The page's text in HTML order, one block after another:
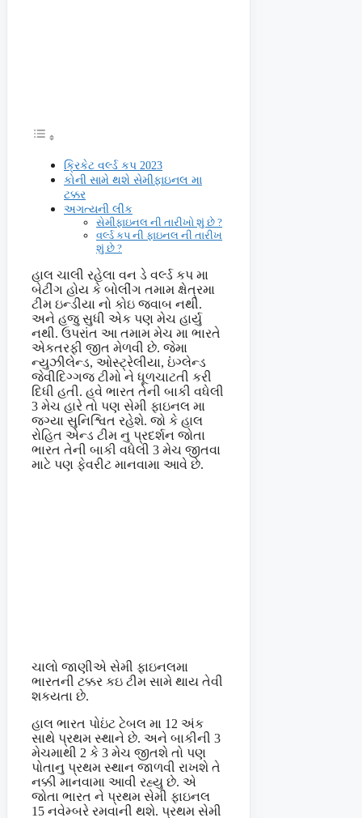
ક્રિકેટ વર્લ્ડ કપ 2023
કોની સામે થશે સેમીફાઇનલ મા
ટક્કર
અગત્યની લીંક
સેમીફાઇનલ ની તારીખો શું છે ?
વર્લ્ડ કપ ની ફાઇનલ ની તારીખ
શું છે ?
હાલ ચાલી રહેલા વન ડે વર્લ્ડ કપ મા
બેટીંગ હોય કે બોલીંગ તમામ ક્ષેત્રમા
ટીમ ઇન્ડીયા નો કોઇ જવાબ નથી.
અને હજુ સુધી એક પણ મેચ હાર્યુ
નથી. ઉપરાંત આ તમામ મેચ મા ભારતે
એકતરફી જીત મેળવી છે. જેમા
ન્યુઝીલેન્ડ, ઓસ્ટ્રેલીયા, ઇંંગ્લેન્ડ
જેવીદિગ્ગજ ટીમો ને ધૂળચાટતી કરી
દિધી હતી. હવે ભારત તેની બાકી વધેલી
3 મેચ હારે તો પણ સેમી ફાઇનલ મા
જગ્યા સુનિશ્વિત રહેશે. જો કે હાલ
રોહિત એન્ડ ટીમ નુ પ્રદર્શન જોતા
ભારત તેની બાકી વધેલી 3 મેચ જીતવા
માટે પણ ફેવરીટ માનવામા આવે છે.
ચાલો જાણીએ સેમી ફાઇનલમા
ભારતની ટક્કર કઇ ટીમ સામે થાય તેવી
શકયતા છે.
હાલ ભારત પોઇંટ ટેબલ મા 12 અંક
સાથે પ્રથમ સ્થાને છે. અને બાકીની 3
મેચમાથી 2 કે 3 મેચ જીતશે તો પણ
પોતાનુ પ્રથમ સ્થાન જાળવી રાખશે તે
નક્કી માનવામા આવી રહ્યુ છે. એ
જોતા ભારત ને પ્રથમ સેમી ફાઇનલ
15 નવેમ્બરે રમવાની થશે. પ્રથમ સેમી